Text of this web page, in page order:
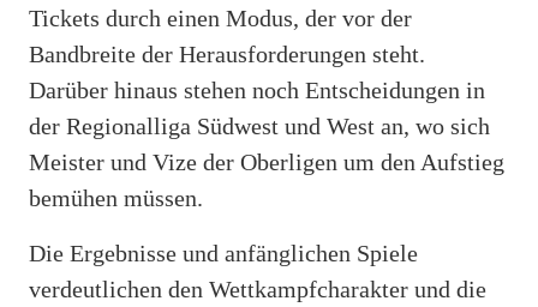
Tickets durch einen Modus, der vor der
Bandbreite der Herausforderungen steht.
Darüber hinaus stehen noch Entscheidungen in
der Regionalliga Südwest und West an, wo sich
Meister und Vize der Oberligen um den Aufstieg
bemühen müssen.
Die Ergebnisse und anfänglichen Spiele
verdeutlichen den Wettkampfcharakter und die